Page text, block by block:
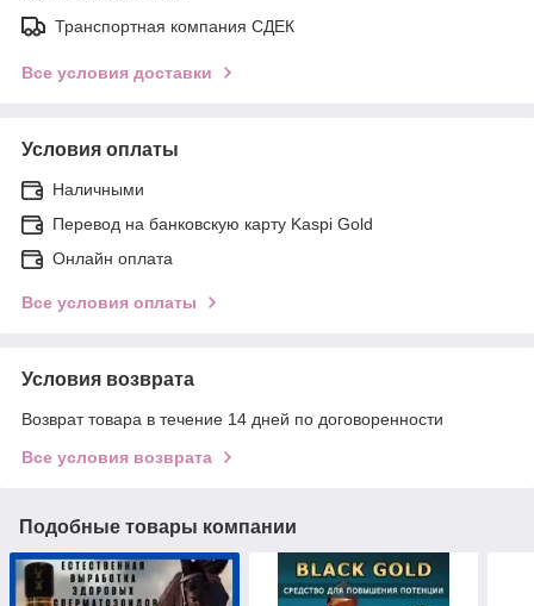
Транспортная компания СДЕК
Все условия доставки
Условия оплаты
Наличными
Перевод на банковскую карту Kaspi Gold
Онлайн оплата
Все условия оплаты
Условия возврата
Возврат товара в течение 14 дней по договоренности
Все условия возврата
Подобные товары компании